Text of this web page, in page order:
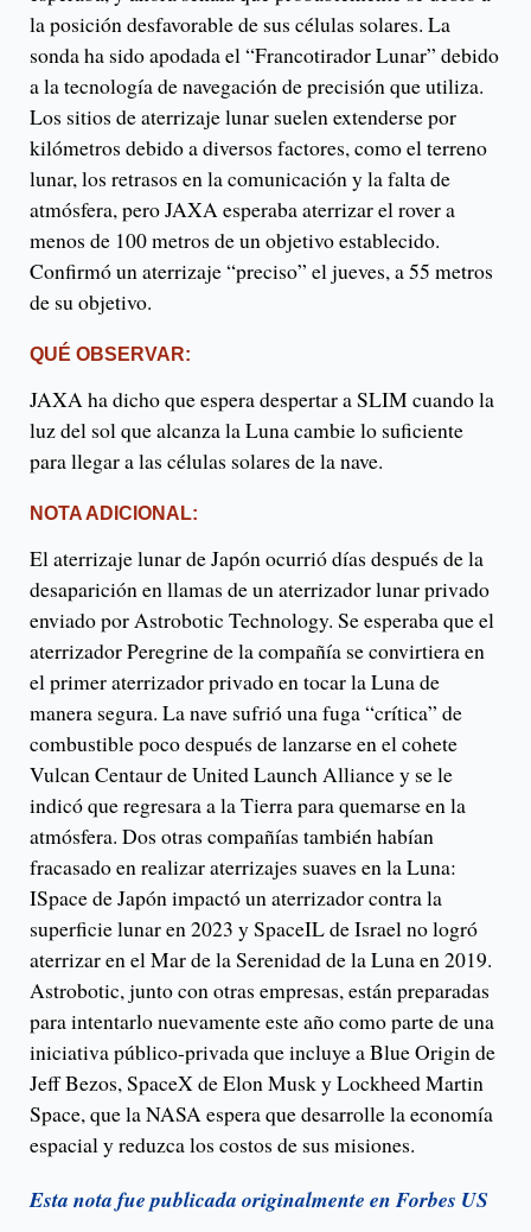
la posición desfavorable de sus células solares. La
sonda ha sido apodada el “Francotirador Lunar” debido
a la tecnología de navegación de precisión que utiliza.
Los sitios de aterrizaje lunar suelen extenderse por
kilómetros debido a diversos factores, como el terreno
lunar, los retrasos en la comunicación y la falta de
atmósfera, pero JAXA esperaba aterrizar el rover a
menos de 100 metros de un objetivo establecido.
Confirmó un aterrizaje “preciso” el jueves, a 55 metros
de su objetivo.
QUÉ OBSERVAR:
JAXA ha dicho que espera despertar a SLIM cuando la
luz del sol que alcanza la Luna cambie lo suficiente
para llegar a las células solares de la nave.
NOTA ADICIONAL:
El aterrizaje lunar de Japón ocurrió días después de la
desaparición en llamas de un aterrizador lunar privado
enviado por Astrobotic Technology. Se esperaba que el
aterrizador Peregrine de la compañía se convirtiera en
el primer aterrizador privado en tocar la Luna de
manera segura. La nave sufrió una fuga “crítica” de
combustible poco después de lanzarse en el cohete
Vulcan Centaur de United Launch Alliance y se le
indicó que regresara a la Tierra para quemarse en la
atmósfera. Dos otras compañías también habían
fracasado en realizar aterrizajes suaves en la Luna:
ISpace de Japón impactó un aterrizador contra la
superficie lunar en 2023 y SpaceIL de Israel no logró
aterrizar en el Mar de la Serenidad de la Luna en 2019.
Astrobotic, junto con otras empresas, están preparadas
para intentarlo nuevamente este año como parte de una
iniciativa público-privada que incluye a Blue Origin de
Jeff Bezos, SpaceX de Elon Musk y Lockheed Martin
Space, que la NASA espera que desarrolle la economía
espacial y reduzca los costos de sus misiones.
Esta nota fue publicada originalmente en Forbes US